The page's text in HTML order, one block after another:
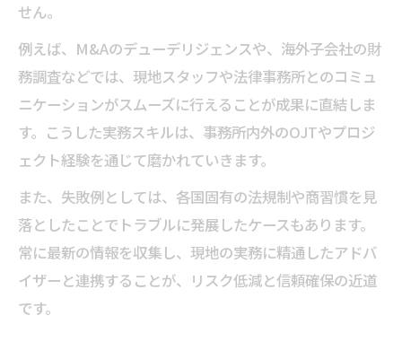
せん。
例えば、M&Aのデューデリジェンスや、海外子会社の財
務調査などでは、現地スタッフや法律事務所とのコミュ
ニケーションがスムーズに行えることが成果に直結しま
す。こうした実務スキルは、事務所内外のOJTやプロジ
ェクト経験を通じて磨かれていきます。
また、失敗例としては、各国固有の法規制や商習慣を見
落としたことでトラブルに発展したケースもあります。
常に最新の情報を収集し、現地の実務に精通したアドバ
イザーと連携することが、リスク低減と信頼確保の近道
です。